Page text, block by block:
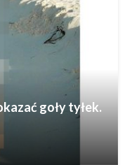
goły tyłek.